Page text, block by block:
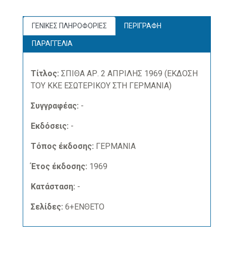
ΓΕΝΙΚΕΣ ΠΛΗΡΟΦΟΡΙΕΣ ΠΕΡΙΓΡΑΦΗ
ΠΑΡΑΓΓΕΛΙΑ
Τίτλος: ΣΠΙΘΑ ΑΡ. 2 ΑΠΡΙΛΗΣ 1969 (ΕΚΔΟΣΗ
ΤΟΥ ΚΚΕ ΕΣΩΤΕΡΙΚΟΥ ΣΤΗ ΓΕΡΜΑΝΙΑ)
Συγγραφέας: -
Εκδόσεις: -
Τόπος έκδοσης: ΓΕΡΜΑΝΙΑ
Έτος έκδοσης: 1969
Κατάσταση: -
Σελίδες: 6+ΕΝΘΕΤΟ